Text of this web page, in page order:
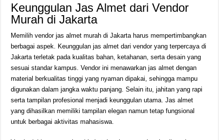
Keunggulan Jas Almet dari Vendor
Murah di Jakarta
Memilih vendor jas almet murah di Jakarta harus mempertimbangkan
berbagai aspek. Keunggulan jas almet dari vendor yang terpercaya di
Jakarta terletak pada kualitas bahan, ketahanan, serta desain yang
sesuai standar kampus. Vendor ini menawarkan jas almet dengan
material berkualitas tinggi yang nyaman dipakai, sehingga mampu
digunakan dalam jangka waktu panjang. Selain itu, jahitan yang rapi
serta tampilan profesional menjadi keunggulan utama. Jas almet
yang dihasilkan memiliki tampilan elegan namun tetap fungsional
untuk berbagai aktivitas mahasiswa.